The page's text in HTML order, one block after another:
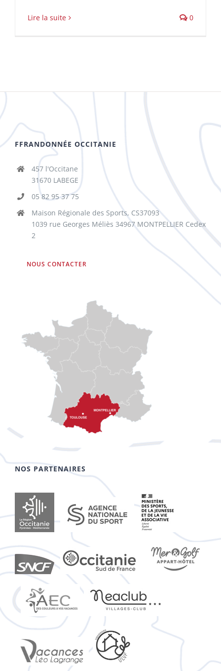
Lire la suite 0
FFRANDONNÉE OCCITANIE
457 l'Occitane
31670 LABEGE
05 82 95 37 75
Maison Régionale des Sports, CS37093
1039 rue Georges Méliès 34967 MONTPELLIER Cedex
2
NOUS CONTACTER
NOS PARTENAIRES